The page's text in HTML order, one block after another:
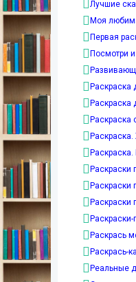
Лучшие
Моя
Первая
Посмотри
Раскраска
Раскраска
Раскраска
Раскраски
Раскраски
Раскрась
Раскрась-
Реальные